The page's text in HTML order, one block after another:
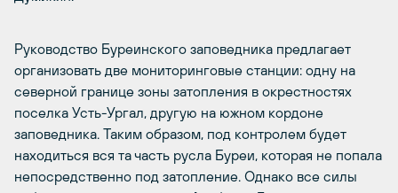
Руководство Буреинского заповедника предлагает
организовать две мониторинговые станции: одну на
северной границе зоны затопления в окрестностях
поселка Усть-Ургал, другую на южном кордоне
заповедника. Таким образом, под контролем будет
находиться вся та часть русла Буреи, которая не попала
непосредственно под затопление. Однако все силы